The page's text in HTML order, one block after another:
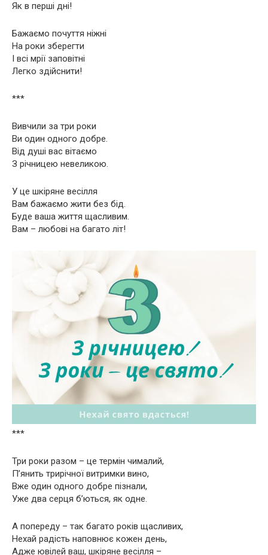
Як в перші дні!
Бажаємо почуття ніжні
На роки зберегти
І всі мрії заповітні
Легко здійснити!
***
Вивчили за три роки
Ви один одного добре.
Від душі вас вітаємо
З річницею невеликою.
У це шкіряне весілля
Вам бажаємо жити без бід.
Буде ваша життя щасливим.
Вам – любові на багато літ!
***
Три роки разом – це термін чималий,
П’янить трирічної витримки вино,
Вже один одного добре пізнали,
Уже два серця б’ються, як одне.
А попереду – так багато років щасливих,
Нехай радість наповнює кожен день,
Адже ювілей ваш, шкіряне весілля –